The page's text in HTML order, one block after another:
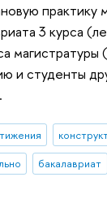
практику
3 курса
магистратуры
и студенты
бакалавриат